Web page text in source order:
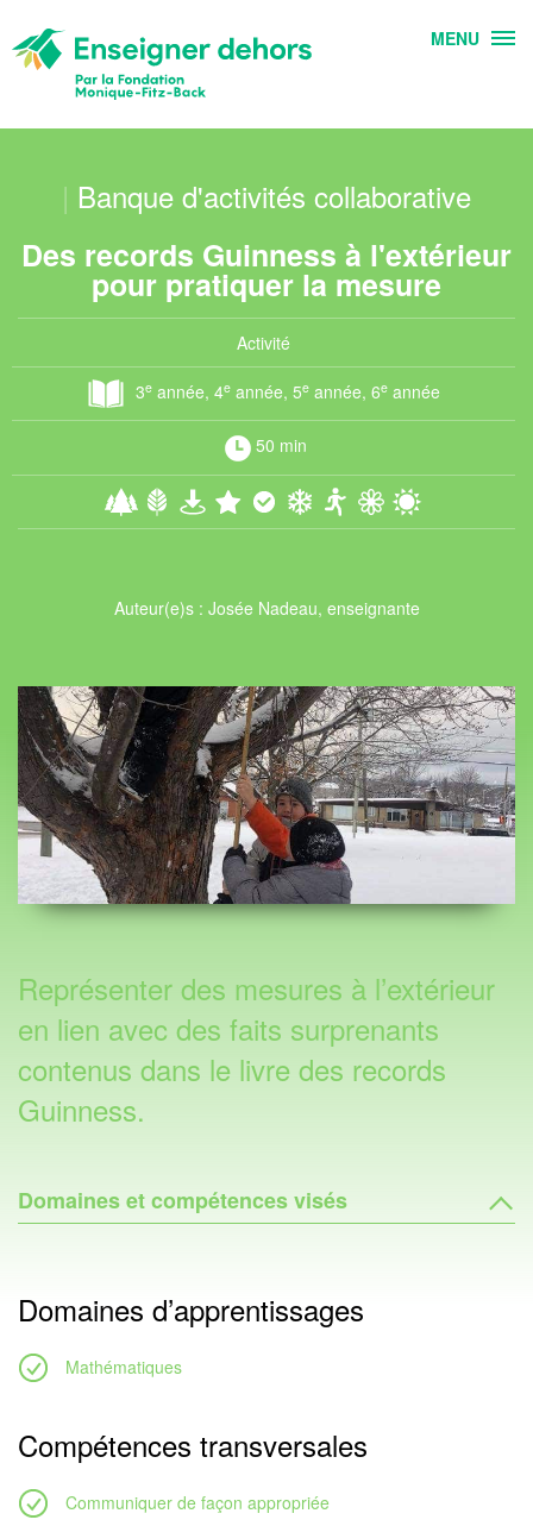
MENU
| Banque d'activités collaborative
Des records Guinness à l'extérieur
pour pratiquer la mesure
Activité
3eannée, 4eannée, 5eannée, 6eannée
50 min
Auteur(e)s : Josée Nadeau, enseignante
Représenter des mesures à l’extérieur
en lien avec des faits surprenants
contenus dans le livre des records
Guinness.
Domaines et compétences visés
Domaines d’apprentissages
Mathématiques
Compétences transversales
Communiquer de façon appropriée